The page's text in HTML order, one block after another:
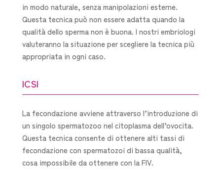
in modo naturale, senza manipolazioni esterne.
Questa tecnica può non essere adatta quando la
qualità dello sperma non è buona. I nostri embriologi
valuteranno la situazione per scegliere la tecnica più
appropriata in ogni caso.
ICSI
La fecondazione avviene attraverso l’introduzione di
un singolo spermatozoo nel citoplasma dell’ovocita.
Questa tecnica consente di ottenere alti tassi di
fecondazione con spermatozoi di bassa qualità,
cosa impossibile da ottenere con la FIV.